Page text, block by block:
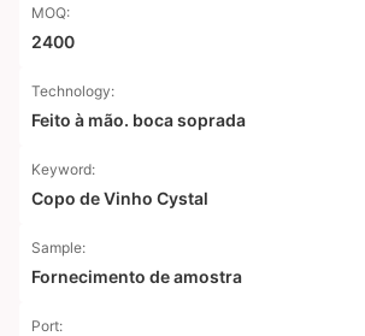
MOQ:
2400
Technology:
Feito à mão. boca soprada
Keyword:
Copo de Vinho Cystal
Sample:
Fornecimento de amostra
Port: